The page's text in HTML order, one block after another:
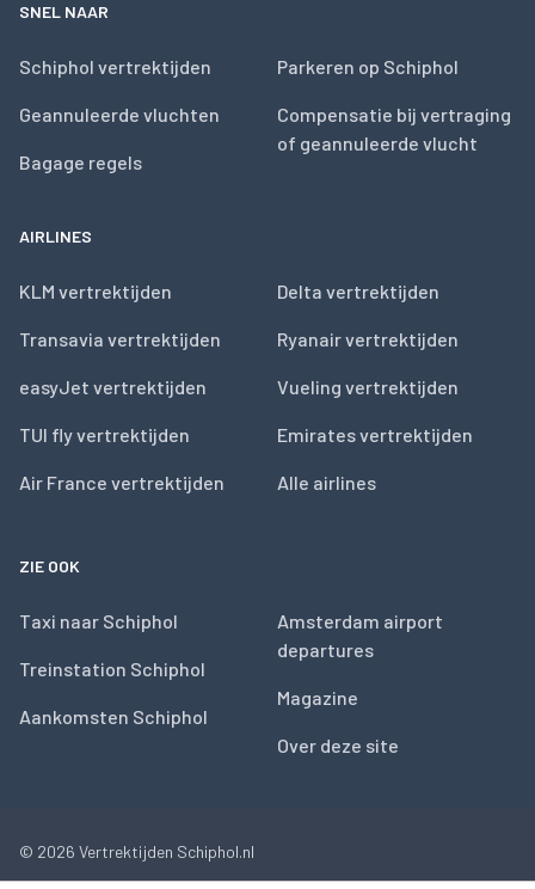
SNEL NAAR
Schiphol vertrektijden
Geannuleerde vluchten
Bagage regels
Parkeren op Schiphol
Compensatie bij vertraging
of geannuleerde vlucht
AIRLINES
KLM vertrektijden
Transavia vertrektijden
easyJet vertrektijden
TUI fly vertrektijden
Air France vertrektijden
Delta vertrektijden
Ryanair vertrektijden
Vueling vertrektijden
Emirates vertrektijden
Alle airlines
ZIE OOK
Taxi naar Schiphol
Treinstation Schiphol
Aankomsten Schiphol
Amsterdam airport
departures
Magazine
Over deze site
© 2026 Vertrektijden Schiphol.nl